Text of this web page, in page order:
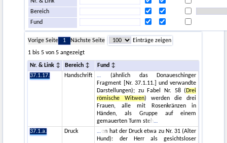
Nr. & Link
Bereich
Fund
Vorige Seite 1 Nächste Seite
Einträge zeigen
1 bis 5 von 5 angezeigt
Nr. & Link Bereich
Fund
37.1.17.
Handschrift
(ähnlich das Donaueschinger
Fragment [Nr. 37.1.11.] und verwandte
Darstellungen); zu Fabel Nr. 58 ( Drei
römische Witwen) werden die drei
Frauen, alle mit Rosenkränzen in
Händen, als Gruppe auf einem
gemauerten Turm steh
37.1.a.
Druck
en hat der Druck etwa zu Nr. 31 (Alter
Hund): der Herr als gesichtsloser